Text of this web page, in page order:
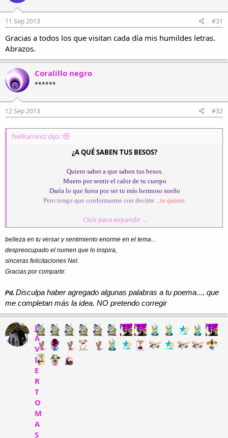
11 Sep 2013 #31
Gracias a todos los que visitan cada día mis humildes letras.
Abrazos.
Coralillo negro
******
12 Sep 2013 #32
NelRamírez dijo:
¿A QUÉ SABEN TUS BESOS?
Quiero saber a que saben tus besos.
Muero por sentir el calor de tu cuerpo
Daría lo que fuera por ser tu más hermoso sueño
Pero tengo que conformarme con decirte ... te quiero
No sé cómo pude llegar a quererte sin conocerte
No entiendo cómo puedo extrañarte sin tenerte
Cada día te espero en nuestro mundo secreto
Para poder repetirte lo mucho que
He perdido la cuenta de las noches que te pienso
Aunque en el fondo sabes que por ti mueroporquete quiero..
Tan sólo dime lo que de mí quieres
Porque por ti yo le robo hasta al cielo.
las estrellas necesarias
para escribir con ellas quete quiero
Click para expandir ...
belleza en tu versar y sentimiento enorme en el tema...
despreocupado el numen que lo inspira,
sinceras felicitaciones Nel.
Gracias por compartir.
Pd. Disculpa haber agregado algunas palabras a tu poema..., que
me completan más la idea. NO pretendo corregir
J
A
V
I
E
R
T
O
M
A
S